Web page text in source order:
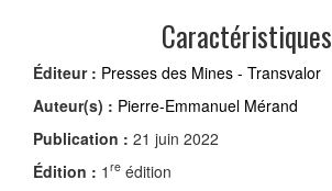
Caractéristiques
Éditeur : Presses des Mines - Transvalor
Auteur(s) : Pierre-Emmanuel Mérand
Publication : 21 juin 2022
Édition : 1 re édition